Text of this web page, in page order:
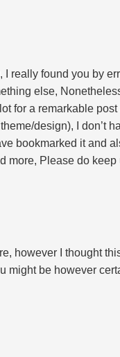
really found you by
else,
for a remarkable post
design), I don’t
bookmarked it and
more, Please do keep
however I thought
might be however